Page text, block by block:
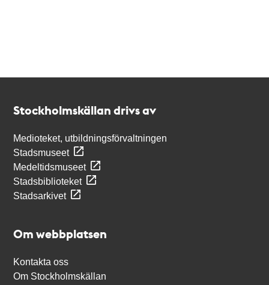
Stockholmskällan drivs av
Medioteket, utbildningsförvaltningen
Stadsmuseet
Medeltidsmuseet
Stadsbiblioteket
Stadsarkivet
Om webbplatsen
Kontakta oss
Om Stockholmskällan